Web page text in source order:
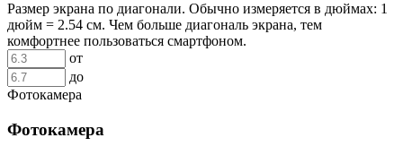
Размер экрана по диагонали. Обычно измеряется в дюймах: 1
дюйм = 2.54 см. Чем больше диагональ экрана, тем
комфортнее пользоваться смартфоном.
от
до
Фотокамера
Фотокамера